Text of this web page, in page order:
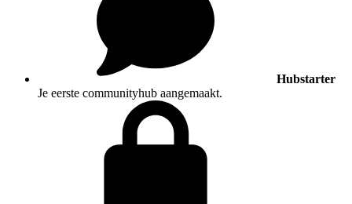
Hubstarter
Je eerste communityhub aangemaakt.